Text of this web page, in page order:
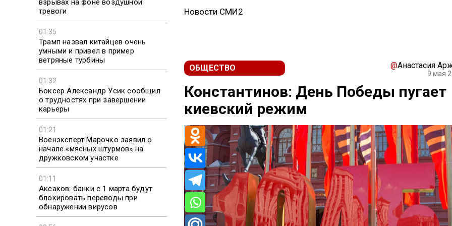
тревоги
01:35
Трамп назвал китайцев очень
умными и привел в пример
ветряные турбины
01:32
Боксер Александр Усик сообщил
о трудностях при завершении
карьеры
01:21
Военэксперт Марочко заявил о
начале «мясных штурмов» на
дружковском участке
01:11
Аксаков: банки с 1 марта будут
блокировать переводы при
обнаружении вирусов
Новости СМИ2
ОБЩЕСТВО @Анастасия
9 мая
Константинов: День Победы пугает
киевский режим